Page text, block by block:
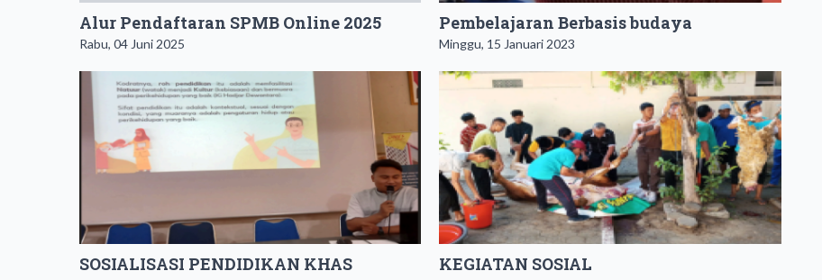
Alur Pendaftaran SPMB Online 2025
Rabu, 04 Juni 2025
Pembelajaran Berbasis budaya
Minggu, 15 Januari 2023
SOSIALISASI PENDIDIKAN KHAS
KEGIATAN SOSIAL